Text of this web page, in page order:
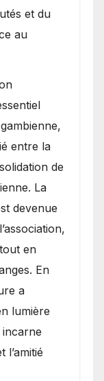
et du
au
entre la
de
La
devenue
en
En
a
lumière
l’amitié